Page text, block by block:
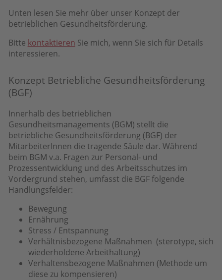
Unten lesen Sie mehr über unser Konzept der
betrieblichen Gesundheitsförderung.
Bitte kontaktieren Sie mich, wenn Sie sich für Details
interessieren.
Konzept Betriebliche Gesundheitsförderung
(BGF)
Innerhalb des betrieblichen
Gesundheitsmanagements (BGM) stellt die
betriebliche Gesundheitsförderung (BGF) der
MitarbeiterInnen die tragende Säule dar. Während
beim BGM v.a. Fragen zur Personal- und
Prozessentwicklung und des Arbeitsschutzes im
Vordergrund stehen, umfasst die BGF folgende
Handlungsfelder:
Bewegung
Ernährung
Stress / Entspannung
Verhältnisbezogene Maßnahmen (sterotype, sich
wiederholdene Arbeithaltung)
Verhaltensbezogene Maßnahmen (Methode um
diese zu kompensieren)